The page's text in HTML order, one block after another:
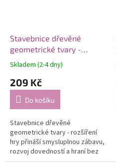
Stavebnice dřevěné
geometrické tvary -
rozšíření hry
Skladem (2-4 dny)
209 Kč
Do košíku
Stavebnice dřevěné
geometrické tvary - rozšíření
hry přináší smysluplnou zábavu,
rozvoj dovedností a hraní bez
obrazovek.